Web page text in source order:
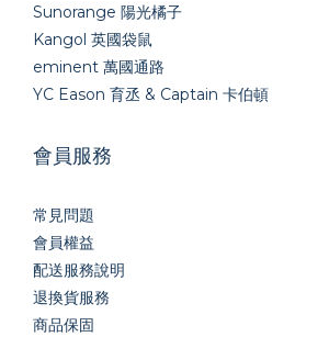
Sunorange 陽光橘子
Kangol 英國袋鼠
eminent 萬國通路
YC Eason 育丞 & Captain 卡伯頓
會員服務
常見問題
會員權益
配送服務說明
退換貨服務
商品保固